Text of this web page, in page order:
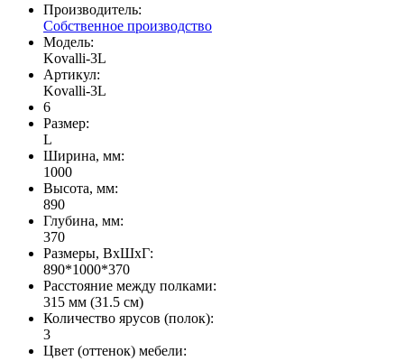
Производитель:
Собственное производство
Модель:
Kovalli-3L
Артикул:
Kovalli-3L
6
Размер:
L
Ширина, мм:
1000
Высота, мм:
890
Глубина, мм:
370
Размеры, ВхШхГ:
890*1000*370
Расстояние между полками:
315 мм (31.5 см)
Количество ярусов (полок):
3
Цвет (оттенок) мебели: